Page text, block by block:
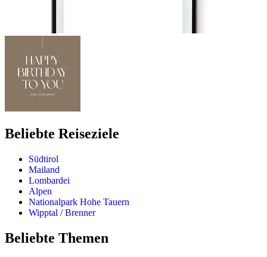
Beliebte Reiseziele
Südtirol
Mailand
Lombardei
Alpen
Nationalpark Hohe Tauern
Wipptal / Brenner
Beliebte Themen